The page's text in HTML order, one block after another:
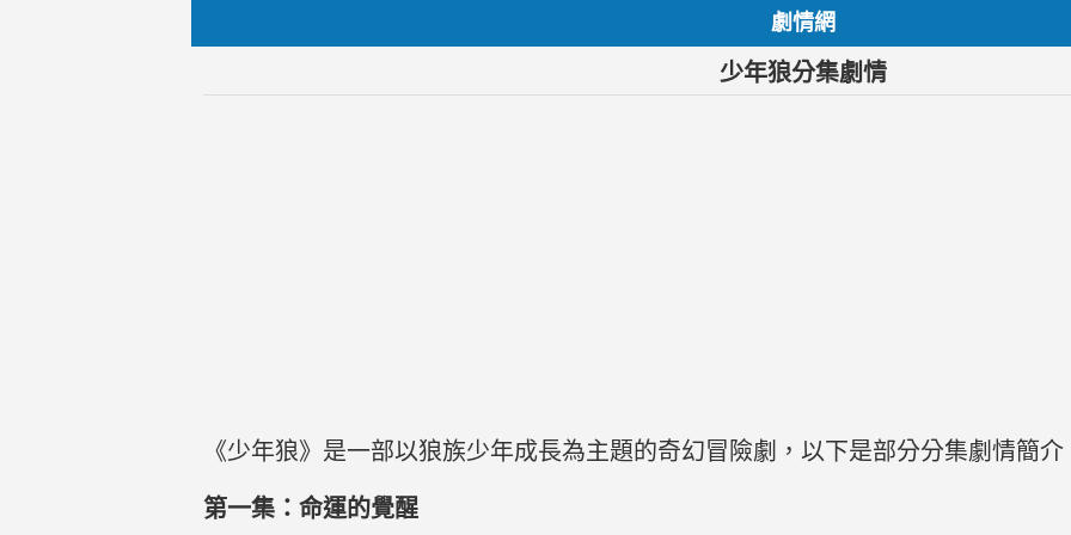
劇情網
少年狼分集劇情
《少年狼》是一部以狼族少年成長為主題的奇幻冒險劇，以下是部分分集劇情簡介
第一集：命運的覺醒